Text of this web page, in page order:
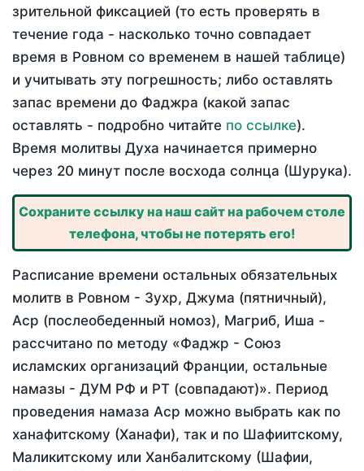
зрительной фиксацией (то есть проверять в
течение года - насколько точно совпадает
время в Ровном со временем в нашей таблице)
и учитывать эту погрешность; либо оставлять
запас времени до Фаджра (какой запас
оставлять - подробно читайте по ссылке).
Время молитвы Духа начинается примерно
через 20 минут после восхода солнца (Шурука).
Сохраните ссылку на наш сайт на рабочем столе
телефона, чтобы не потерять его!
Расписание времени остальных обязательных
молитв в Ровном - Зухр, Джума (пятничный),
Аср (послеобеденный номоз), Магриб, Иша -
рассчитано по методу «Фаджр - Союз
исламских организаций Франции, остальные
намазы - ДУМ РФ и РТ (совпадают)». Период
проведения намаза Аср можно выбрать как по
ханафитскому (Ханафи), так и по Шафиитскому,
Маликитскому или Ханбалитскому (Шафии,